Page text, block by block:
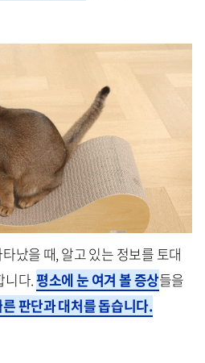
났을 때, 알고 있는 정보를 토대
니다.평소에 눈 여겨 볼 증상들을
판단과 대처를 돕습니다.